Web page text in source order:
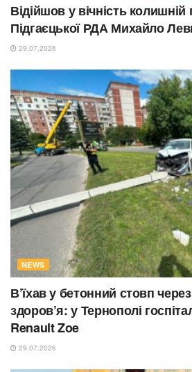
Відійшов у вічність колишній
Підгаєцької РДА Михайло
29.07.2026
NEWS
В’їхав у бетонний стовп
здоров’я: у Тернополі
Renault Zoe
29.07.2026